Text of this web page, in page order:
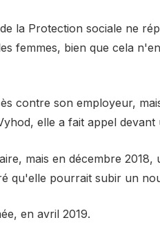
la Protection sociale ne
femmes, bien que cela
contre son employeur,
elle a fait appel
mais en décembre
qu'elle pourrait subir un
en avril 2019.